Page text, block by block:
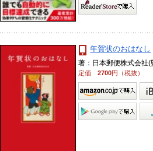
年賀状のおはなし
著：日本郵便株式会社(
定価2700円（税抜）